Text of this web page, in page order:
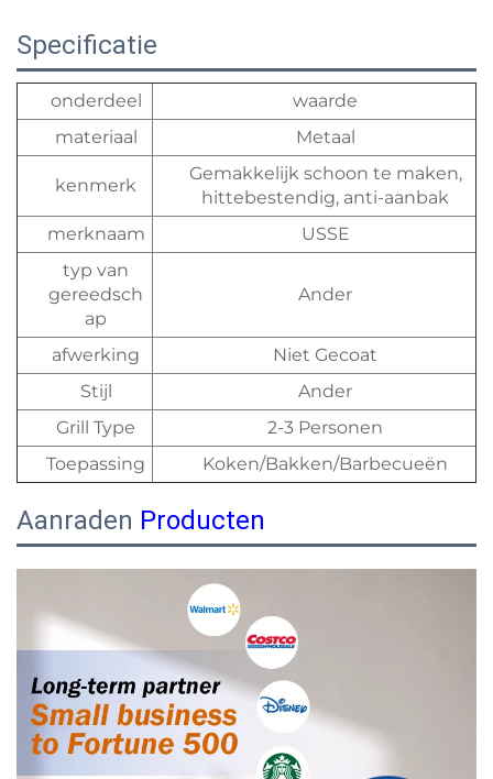
Specificatie
onderdeel
waarde
materiaal
Metaal
kenmerk
Gemakkelijk schoon te maken,
hittebestendig, anti-aanbak
merknaam
USSE
typ van
gereedsch
ap
Ander
afwerking
Niet Gecoat
Stijl
Ander
Grill Type
2-3 Personen
Toepassing
Koken/Bakken/Barbecueën
Aanraden Producten